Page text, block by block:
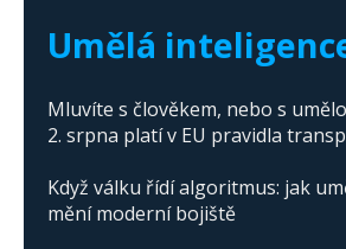
Umělá
Mluvíte s člověkem, nebo s
2. srpna platí v EU pravidla
Když válku řídí algoritmus: jak
mění moderní bojiště